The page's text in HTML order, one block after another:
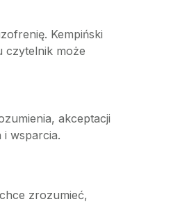
Kempiński
czytelnik może
akceptacji
i wsparcia.
zrozumieć,